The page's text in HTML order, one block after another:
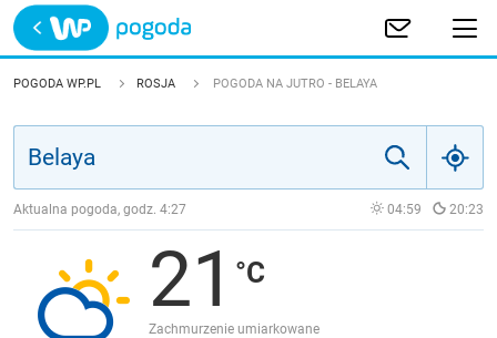
Trwa ładowanie
POLSKA
JAKOŚĆ POWIETRZA
POGODA WP.PL ROSJA POGODA NA JUTRO - BELAYA
Aktualna pogoda, godz. 4:27 04:59 20:23
21
Zachmurzenie umiarkowane